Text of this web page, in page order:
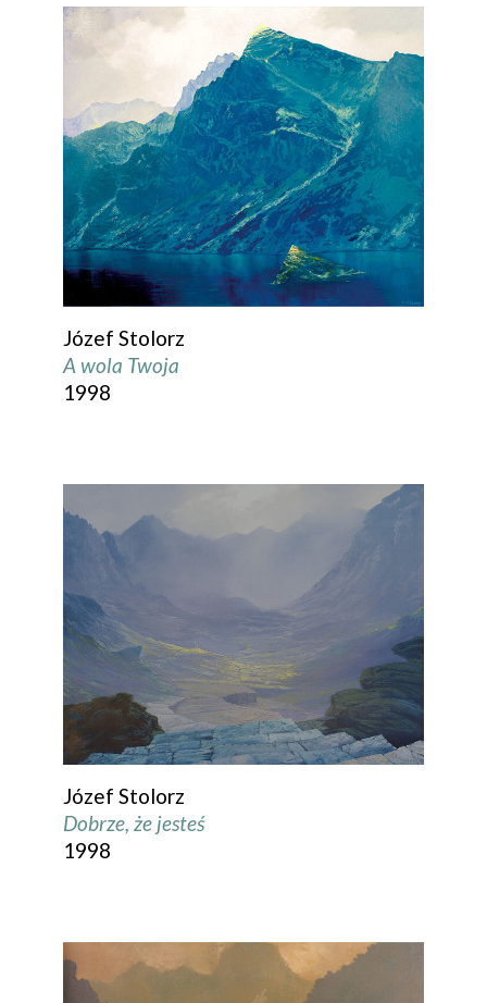
Józef Stolorz
A wola Twoja
1998
Józef Stolorz
Dobrze, że jesteś
1998